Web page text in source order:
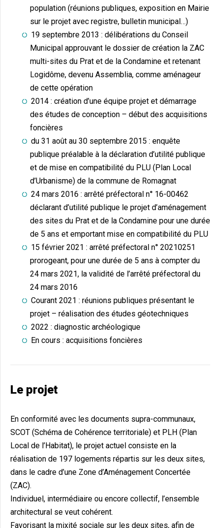
population (réunions publiques, exposition en Mairie
sur le projet avec registre, bulletin municipal…)
19 septembre 2013 : délibérations du Conseil
Municipal approuvant le dossier de création la ZAC
multi-sites du Prat et de la Condamine et retenant
Logidôme, devenu Assemblia, comme aménageur
de cette opération
2014 : création d’une équipe projet et démarrage
des études de conception – début des acquisitions
foncières
du 31 août au 30 septembre 2015 : enquête
publique préalable à la déclaration d’utilité publique
et de mise en compatibilité du PLU (Plan Local
d’Urbanisme) de la commune de Romagnat
24 mars 2016 : arrêté préfectoral n° 16-00462
déclarant d’utilité publique le projet d’aménagement
des sites du Prat et de la Condamine pour une durée
de 5 ans et emportant mise en compatibilité du PLU
15 février 2021 : arrêté préfectoral n° 20210251
prorogeant, pour une durée de 5 ans à compter du
24 mars 2021, la validité de l’arrêté préfectoral du
24 mars 2016
Courant 2021 : réunions publiques présentant le
projet – réalisation des études géotechniques
2022 : diagnostic archéologique
En cours : acquisitions foncières
Le projet
En conformité avec les documents supra-communaux,
SCOT (Schéma de Cohérence territoriale) et PLH (Plan
Local de l’Habitat), le projet actuel consiste en la
réalisation de 197 logements répartis sur les deux sites,
dans le cadre d’une Zone d’Aménagement Concertée
(ZAC).
Individuel, intermédiaire ou encore collectif, l’ensemble
architectural se veut cohérent.
Favorisant la mixité sociale sur les deux sites, afin de